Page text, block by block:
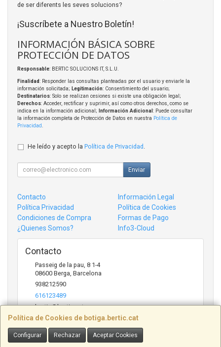
Política de Cookies de botiga.bertic.cat
Configurar Rechazar Aceptar Cookies
de ser diferents les seves solucions?
¡Suscríbete a Nuestro Boletín!
INFORMACIÓN BÁSICA SOBRE
PROTECCIÓN DE DATOS
Responsable: BERTIC SOLUCIONS IT, S.L.U.
Finalidad: Responder las consultas planteadas por el usuario y enviarle la
información solicitada; Legitimación: Consentimiento del usuario;
Destinatarios: Solo se realizan cesiones si existe una obligación legal;
Derechos: Acceder, rectificar y suprimir, así como otros derechos, como se
indica en la información adicional;
Información Adicional : Puede consultar
la información completa de Protección de Datos en nuestra Política de
Privacidad
He leído y acepto la Política de Privacidad
Enviar
Contacto
Información Legal
Política Privacidad
Política de Cookies
Condiciones de Compra
Formas de Pago
¿Quienes Somos?
Info3-Cloud
Contacto
Passeig de la pau, 8 1-4
08600 Berga Barcelona
938212590
616123489
bertic@bertic.cat
Horario